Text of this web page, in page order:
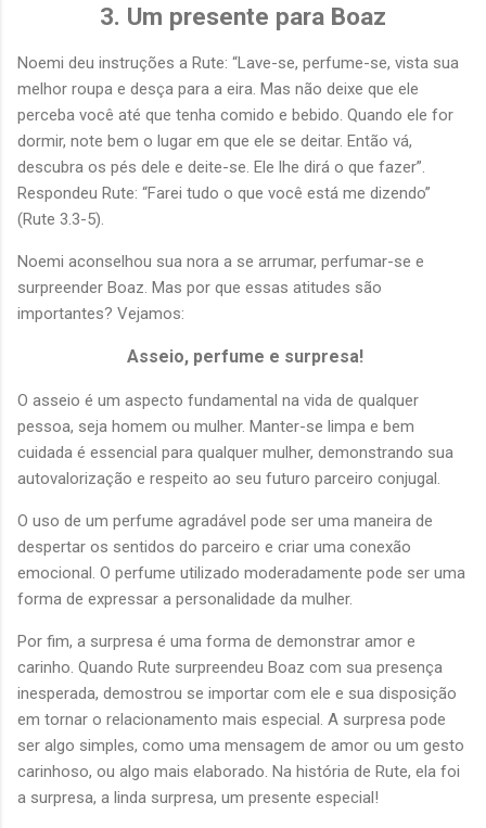
3. Um presente para Boaz
Noemi deu instruções a Rute: “Lave-se, perfume-se, vista sua
melhor roupa e desça para a eira. Mas não deixe que ele
perceba você até que tenha comido e bebido. Quando ele for
dormir, note bem o lugar em que ele se deitar. Então vá,
descubra os pés dele e deite-se. Ele lhe dirá o que fazer”.
Respondeu Rute: “Farei tudo o que você está me dizendo”
(Rute 3.3-5).
Noemi aconselhou sua nora a se arrumar, perfumar-se e
surpreender Boaz. Mas por que essas atitudes são
importantes? Vejamos:
Asseio, perfume e surpresa!
O asseio é um aspecto fundamental na vida de qualquer
pessoa, seja homem ou mulher. Manter-se limpa e bem
cuidada é essencial para qualquer mulher, demonstrando sua
autovalorização e respeito ao seu futuro parceiro conjugal.
O uso de um perfume agradável pode ser uma maneira de
despertar os sentidos do parceiro e criar uma conexão
emocional. O perfume utilizado moderadamente pode ser uma
forma de expressar a personalidade da mulher.
Por fim, a surpresa é uma forma de demonstrar amor e
carinho. Quando Rute surpreendeu Boaz com sua presença
inesperada, demostrou se importar com ele e sua disposição
em tornar o relacionamento mais especial. A surpresa pode
ser algo simples, como uma mensagem de amor ou um gesto
carinhoso, ou algo mais elaborado. Na história de Rute, ela foi
a surpresa, a linda surpresa, um presente especial!